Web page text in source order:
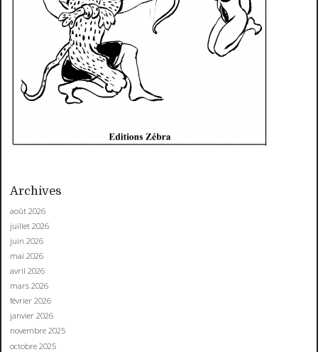
Archives
août 2026
juillet 2026
juin 2026
mai 2026
avril 2026
mars 2026
février 2026
janvier 2026
novembre 2025
octobre 2025